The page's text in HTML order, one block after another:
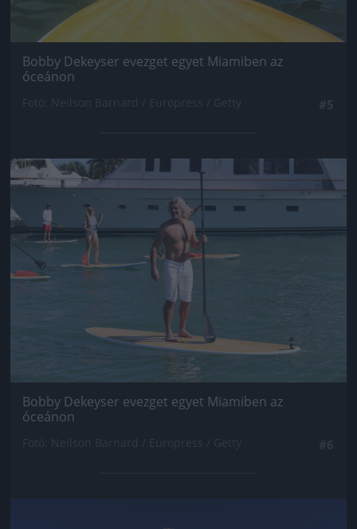
Bobby Dekeyser evezget egyet Miamiben az
óceánon
Jön még kép!
Bobby Dekeyser evezget egyet Miamiben az
óceánon